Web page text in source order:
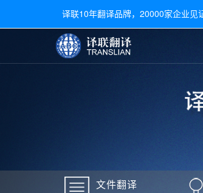
译联10年翻译品牌，20000家企业见
常用语种翻译
日
德
毕业证翻译
文件翻译